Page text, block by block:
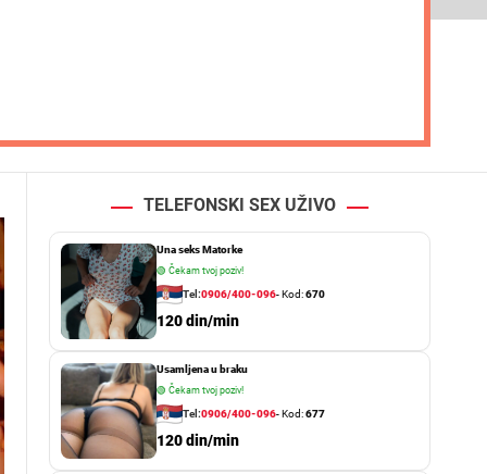
TELEFONSKI SEX UŽIVO
Una seks Matorke
🟢 Čekam tvoj poziv!
Tel:0906/400-096- Kod:670
120 din/min
Usamljena u braku
🟢 Čekam tvoj poziv!
Tel:0906/400-096- Kod:677
120 din/min